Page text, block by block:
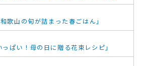
歌山の旬が詰まった春ごはん」
っぱい！母の日に贈る花束レシピ」